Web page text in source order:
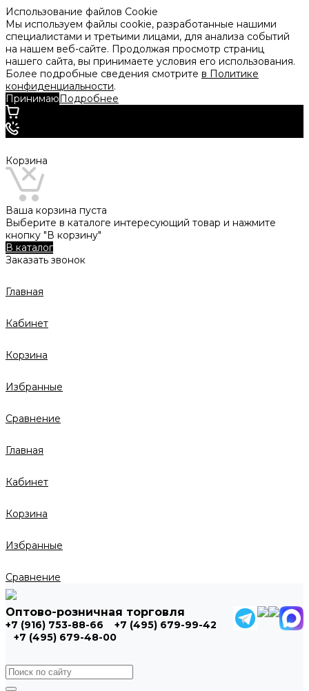
Использование файлов Cookie
Мы используем файлы cookie, разработанные нашими
специалистами и третьими лицами, для анализа событий
на нашем веб-сайте. Продолжая просмотр страниц
нашего сайта, вы принимаете условия его использования.
Более подробные сведения смотрите в Политике
конфиденциальности.
ПринимаюПодробнее
Корзина
Ваша корзина пуста
Выберите в каталоге интересующий товар и нажмите
кнопку "В корзину"
В каталог
Заказать звонок
Главная
Кабинет
Корзина
Избранные
Сравнение
Главная
Кабинет
Корзина
Избранные
Сравнение
Оптово-розничная торговля
+7 (916) 753-88-66
+7 (495) 679-99-42
+7 (495) 679-48-00